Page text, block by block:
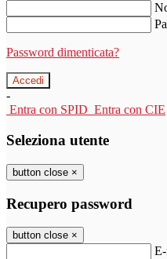
Password dimenticata?
-
Entra con SPID Entra con CIE
Seleziona utente
button close ×
Recupero password
button close ×